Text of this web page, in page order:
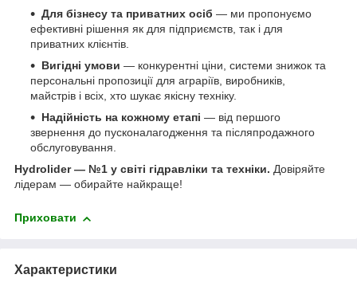
Для бізнесу та приватних осіб — ми пропонуємо
ефективні рішення як для підприємств, так і для
приватних клієнтів.
Вигідні умови — конкурентні ціни, системи знижок та
персональні пропозиції для аграріїв, виробників,
майстрів і всіх, хто шукає якісну техніку.
Надійність на кожному етапі — від першого
звернення до пусконалагодження та післяпродажного
обслуговування.
Hydrolider — №1 у світі гідравліки та техніки. Довіряйте
лідерам — обирайте найкраще!
Приховати
Характеристики